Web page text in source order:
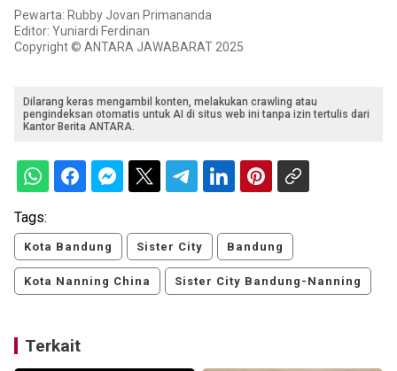
Pewarta: Rubby Jovan Primananda
Editor: Yuniardi Ferdinan
Copyright © ANTARA JAWABARAT 2025
Dilarang keras mengambil konten, melakukan crawling atau
pengindeksan otomatis untuk AI di situs web ini tanpa izin tertulis dari
Kantor Berita ANTARA.
Tags:
Kota Bandung Sister City Bandung
Kota Nanning China Sister City Bandung-Nanning
Terkait